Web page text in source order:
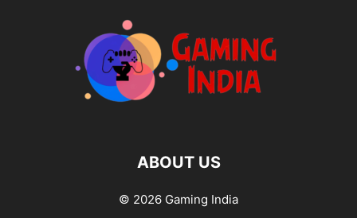
ABOUT US
© 2026 Gaming India